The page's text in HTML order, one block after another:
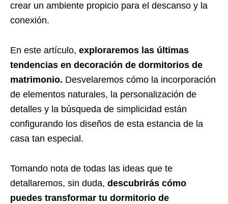
crear un ambiente propicio para el descanso y la
conexión.
En este artículo, exploraremos las últimas
tendencias en decoración de dormitorios de
matrimonio. Desvelaremos cómo la incorporación
de elementos naturales, la personalización de
detalles y la búsqueda de simplicidad están
configurando los diseños de esta estancia de la
casa tan especial.
Tomando nota de todas las ideas que te
detallaremos, sin duda, descubrirás cómo
puedes transformar tu dormitorio de